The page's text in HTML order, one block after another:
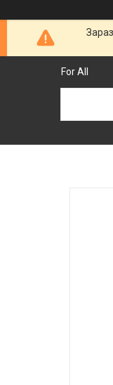
For All